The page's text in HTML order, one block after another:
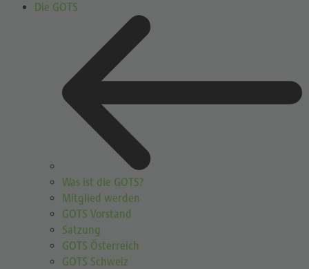
Die GOTS
Was ist die GOTS?
Mitglied werden
GOTS Vorstand
Satzung
GOTS Österreich
GOTS Schweiz